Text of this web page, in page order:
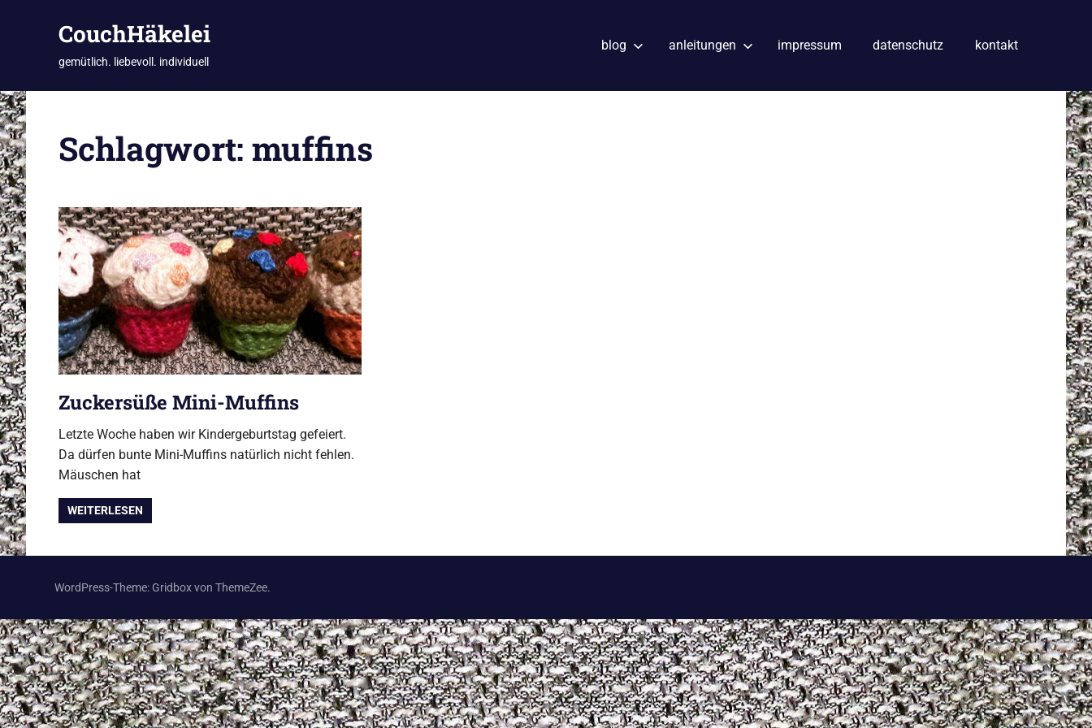
Zum
Inhalt
springen
CouchHäkelei
gemütlich. liebevoll. individuell
blog anleitungen impressum datenschutz kontakt
Schlagwort: muffins
Zuckersüße Mini-Muffins
Letzte Woche haben wir Kindergeburtstag gefeiert.
Da dürfen bunte Mini-Muffins natürlich nicht fehlen.
Mäuschen hat
WEITERLESEN
WordPress-Theme: Gridbox von ThemeZee.